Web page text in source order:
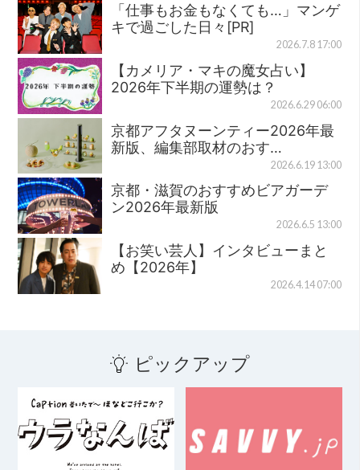
「仕事もお金もなくても…」マンゲ
キで過ごした日々[PR]
2026.7.8 17:00
【カメリア・マキの魔女占い】
2026年下半期の運勢は？
2026.6.29 06:00
京都アフタヌーンティー2026年最
新版、編集部取材のおす…
2026.6.19 13:00
京都・滋賀のおすすめビアガーデ
ン2026年最新版
2026.6.5 13:00
【お笑い芸人】インタビューまと
め【2026年】
2026.4.14 07:00
ピックアップ